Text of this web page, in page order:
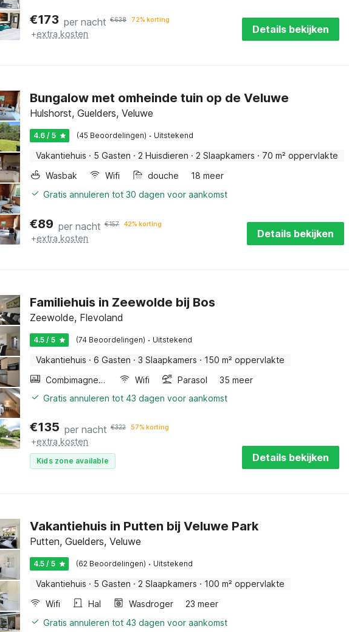
€173 per nacht €638 72% korting
+extra kosten Details bekijken
Bungalow met omheinde tuin op de Veluwe
Hulshorst, Guelders, Veluwe
4.6 / 5 (45 Beoordelingen) · Uitstekend
Vakantiehuis · 5 Gasten · 2 Huisdieren · 2 Slaapkamers · 70 m² oppervlakte
Wasbak
Wifi douche
18 meer
Gratis annuleren tot 30 dagen voor aankomst
€89 per nacht €157 42% korting
+extra kosten Details bekijken
Familiehuis in Zeewolde bij Bos
Zeewolde, Flevoland
4.5 / 5 (74 Beoordelingen) · Uitstekend
Vakantiehuis · 6 Gasten · 3 Slaapkamers · 150 m² oppervlakte
Combimagnetron
Wifi Parasol
35 meer
Gratis annuleren tot 43 dagen voor aankomst
€135 per nacht €322 57% korting
+extra kosten
Kids zone available Details bekijken
Vakantiehuis in Putten bij Veluwe Park
Putten, Guelders, Veluwe
4.5 / 5 (62 Beoordelingen) · Uitstekend
Vakantiehuis · 5 Gasten · 2 Slaapkamers · 100 m² oppervlakte
Wifi
Hal Wasdroger
23 meer
Gratis annuleren tot 43 dagen voor aankomst